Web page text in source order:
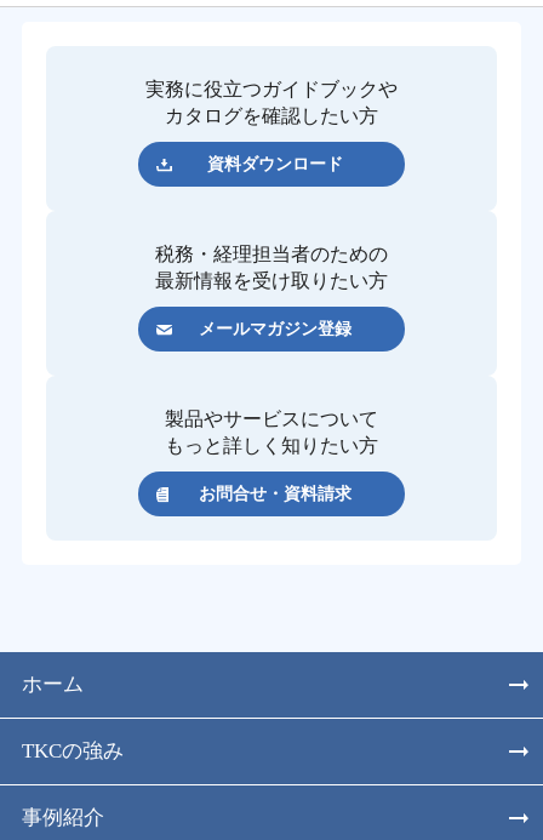
実務に役立つガイドブックや
カタログを確認したい方
資料ダウンロード
税務・経理担当者のための
最新情報を受け取りたい方
メールマガジン登録
製品やサービスについて
もっと詳しく知りたい方
お問合せ・資料請求
ホーム
TKCの強み
事例紹介